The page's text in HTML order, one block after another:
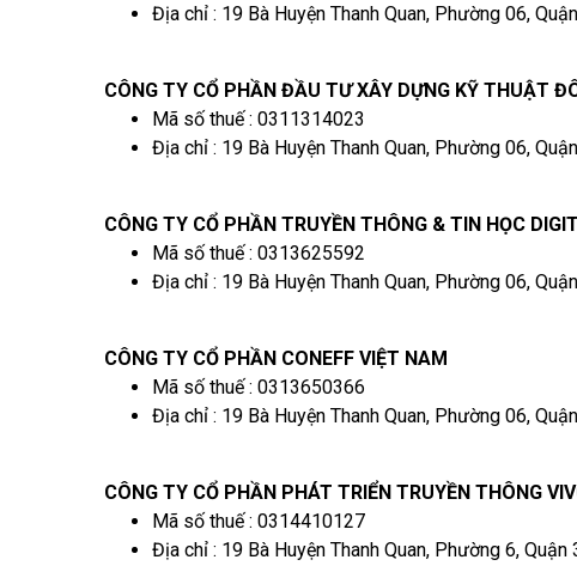
Địa chỉ : 19 Bà Huyện Thanh Quan, Phường 06,
CÔNG TY CỔ PHẦN ĐẦU TƯ XÂY DỰNG KỸ THUẬT
Mã số thuế : 0311314023
Địa chỉ : 19 Bà Huyện Thanh Quan, Phường 06,
CÔNG TY CỔ PHẦN TRUYỀN THÔNG & TIN HỌC
Mã số thuế : 0313625592
Địa chỉ : 19 Bà Huyện Thanh Quan, Phường 06,
CÔNG TY CỔ PHẦN CONEFF VIỆT NAM
Mã số thuế : 0313650366
Địa chỉ : 19 Bà Huyện Thanh Quan, Phường 06,
CÔNG TY CỔ PHẦN PHÁT TRIỂN TRUYỀN THÔNG
Mã số thuế : 0314410127
Địa chỉ : 19 Bà Huyện Thanh Quan, Phường 6, Quận